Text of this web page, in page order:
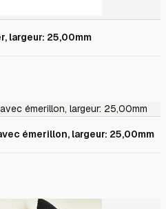
largeur: 25,00mm
émerillon, largeur: 25,00mm